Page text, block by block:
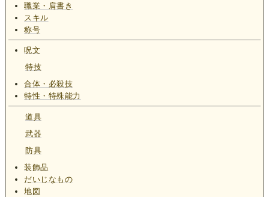
職業・肩書き
スキル
称号
呪文
特技
合体・必殺技
特性・特殊能力
道具
武器
防具
装飾品
だいじなもの
地図